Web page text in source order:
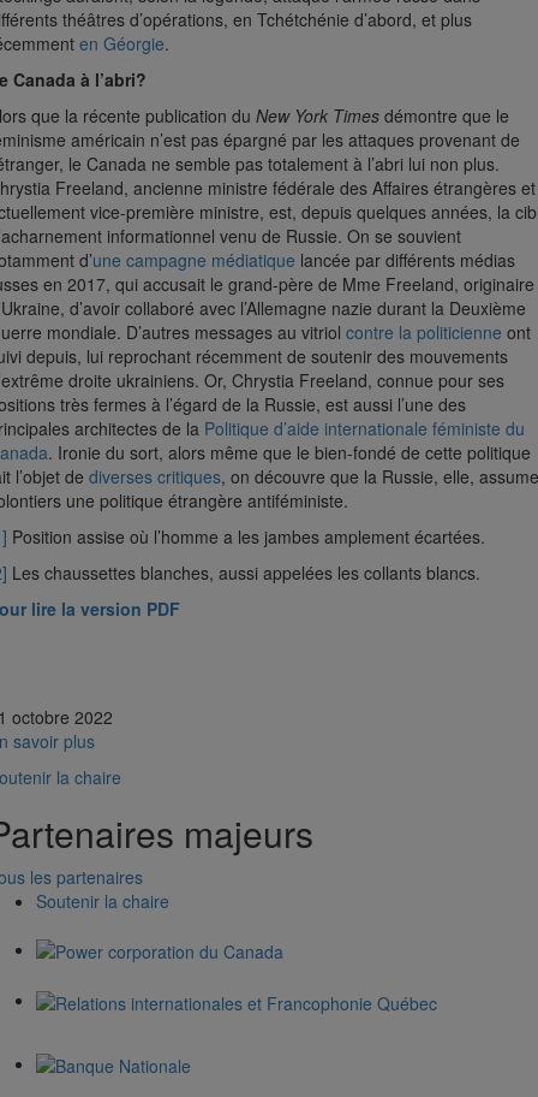
théâtres d’opérations, en Tchétchénie d’abord, et plus
en Géorgie.
Canada à l’abri?
que la récente publication du New York Times démontre que le
américain n’est pas épargné par les attaques provenant de
le Canada ne semble pas totalement à l’abri lui non plus.
Freeland, ancienne ministre fédérale des Affaires étrangères et
vice-première ministre, est, depuis quelques années, la
informationnel venu de Russie. On se souvient
d’une campagne médiatique lancée par différents médias
en 2017, qui accusait le grand-père de Mme Freeland, originaire
d’avoir collaboré avec l’Allemagne nazie durant la Deuxième
mondiale. D’autres messages au vitriol contre la politicienne ont
depuis, lui reprochant récemment de soutenir des mouvements
droite ukrainiens. Or, Chrystia Freeland, connue pour ses
très fermes à l’égard de la Russie, est aussi l’une des
architectes de la Politique d’aide internationale féministe du
. Ironie du sort, alors même que le bien-fondé de cette politique
l’objet de diverses critiques, on découvre que la Russie, elle, assume
une politique étrangère antiféministe.
Position assise où l’homme a les jambes amplement écartées.
Les chaussettes blanches, aussi appelées les collants blancs.
lire la version PDF
octobre 2022
savoir plus
la chaire
majeurs
les partenaires
Soutenir la chaire